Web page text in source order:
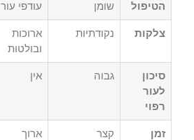
הטיפול
שומן
עודפי עור
צלקות נקודתיות
ארוכות
ובולטות
סיכון
לעור
רפוי
גבוה אין
זמן
קצר
ארוך